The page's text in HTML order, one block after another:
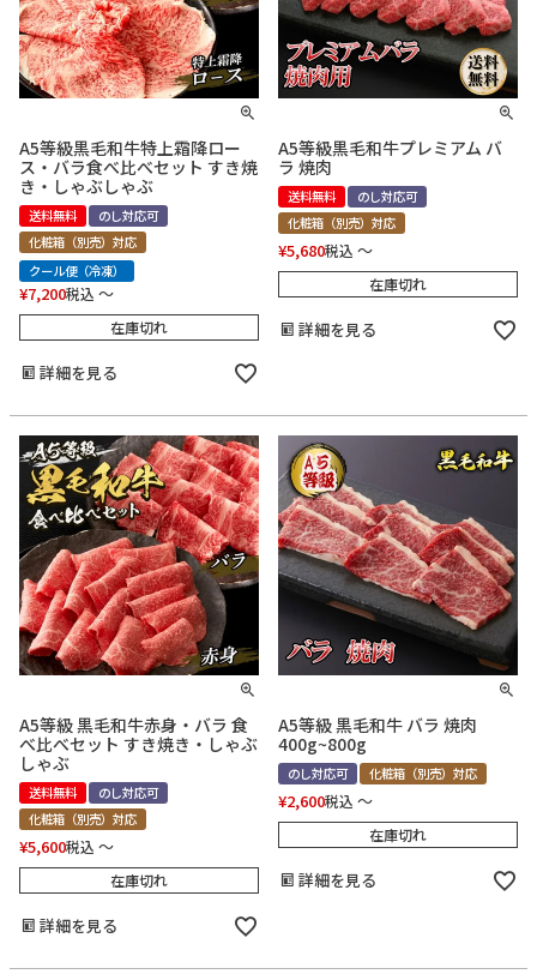
A5等級黒毛和牛特上霜降ロー
ス・バラ食べ比べセット すき焼
き・しゃぶしゃぶ
送料無料
のし対応可
化粧箱（別売）対応
クール便（冷凍）
¥7,200税込 〜
在庫切れ
詳細を見る
A5等級黒毛和牛プレミアム バ
ラ 焼肉
送料無料
のし対応可
化粧箱（別売）対応
¥5,680税込 〜
在庫切れ
詳細を見る
A5等級 黒毛和牛赤身・バラ 食
べ比べセット すき焼き・しゃぶ
しゃぶ
送料無料
のし対応可
化粧箱（別売）対応
¥5,600税込 〜
在庫切れ
詳細を見る
A5等級 黒毛和牛 バラ 焼肉
400g~800g
のし対応可 化粧箱（別売）対応
¥2,600税込 〜
在庫切れ
詳細を見る